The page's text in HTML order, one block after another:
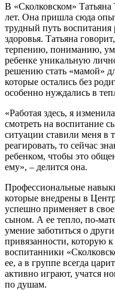
В «Сколковском» Татьяна
лет. Она пришла сюда
трудный путь воспитания
здоровья. Татьяна
терпению, пониманию,
ребенке уникальную
решению стать «мамой»
которые остались без
особенно нуждались в
«Работая здесь, я
смотреть на воспитание
ситуации ставили меня в
реагировать, то сейчас
ребенком, чтобы это
ему», – делится она.
Профессиональные
которые внедрены в
успешно применяет в
сыном. А ее тепло, по-
умение заботиться о
привязанности, которую
воспитанники
ее, а в группе всегда
активно играют, учатся
по душам.